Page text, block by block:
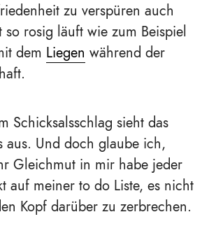
zu verspüren auch
so rosig läuft wie zum Beispiel
dem Liegen während der
Schicksalsschlag sieht das
aus. Und doch glaube ich,
Gleichmut in mir habe jeder
auf meiner to do Liste, es nicht
Kopf darüber zu zerbrechen.